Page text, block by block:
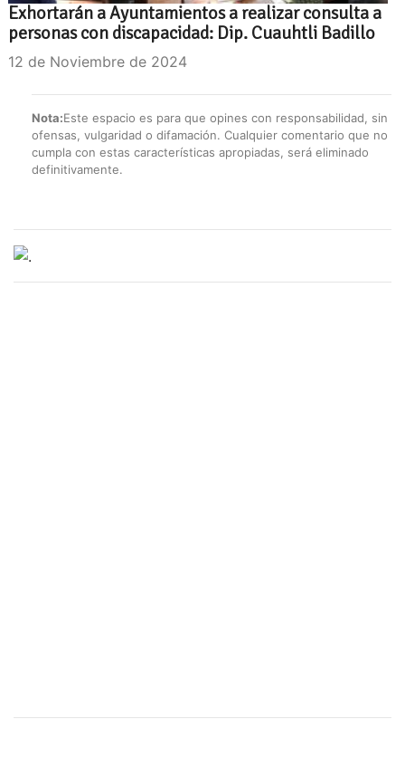
Exhortarán a Ayuntamientos a realizar consulta a
personas con discapacidad: Dip. Cuauhtli Badillo
12 de Noviembre de 2024
Nota:Este espacio es para que opines con responsabilidad, sin
ofensas, vulgaridad o difamación. Cualquier comentario que no
cumpla con estas características apropiadas, será eliminado
definitivamente.